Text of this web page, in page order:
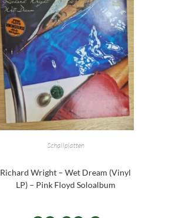
Schallplatten
Richard Wright – Wet Dream (Vinyl
LP) – Pink Floyd Soloalbum